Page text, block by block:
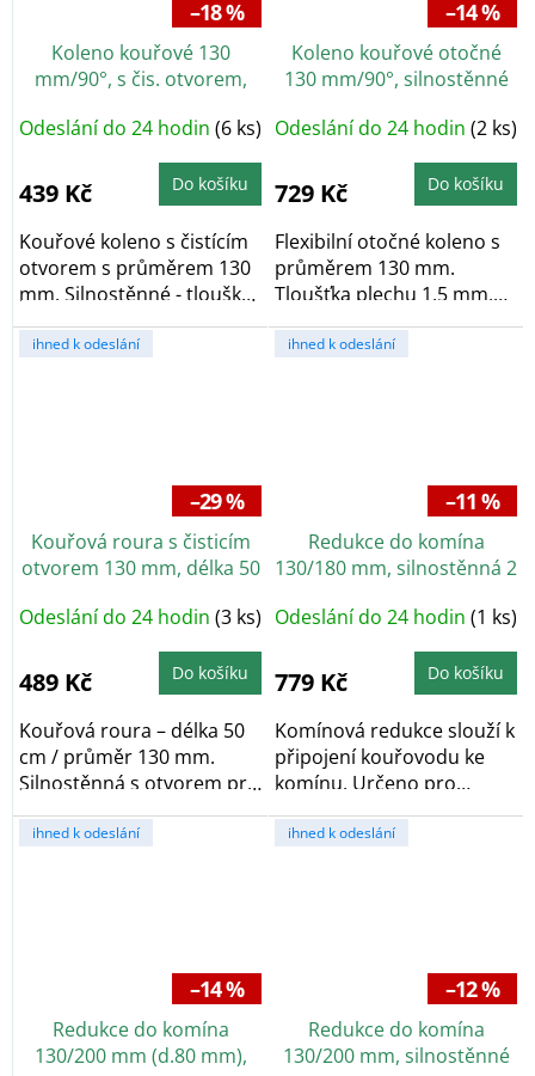
–18 %
Koleno kouřové 130
mm/90°, s čis. otvorem,
Odeslání do 24 hodin (6 ks)
439 Kč Do košíku
Kouřové koleno s čistícím
otvorem s průměrem 130
mm. Silnostěnné - tlouška
plechu 1,5...
–14 %
Koleno kouřové otočné
130 mm/90°, silnostěnné
Odeslání do 24 hodin (2 ks)
729 Kč Do košíku
Flexibilní otočné koleno s
průměrem 130 mm.
Tloušťka plechu 1,5 mm,
úhel 90°, černá...
ihned k odeslání
–29 %
Kouřová roura s čisticím
otvorem 130 mm, délka 50
Odeslání do 24 hodin (3 ks)
489 Kč Do košíku
Kouřová roura – délka 50
cm / průměr 130 mm.
Silnostěnná s otvorem pro
čištění,...
ihned k odeslání
–11 %
Redukce do komína
130/180 mm, silnostěnná 2
Odeslání do 24 hodin (1 ks)
779 Kč Do košíku
Komínová redukce slouží k
připojení kouřovodu ke
komínu. Určeno pro
nasazení na...
ihned k odeslání
–14 %
Redukce do komína
130/200 mm (d.80 mm),
ihned k odeslání
–12 %
Redukce do komína
130/200 mm, silnostěnné